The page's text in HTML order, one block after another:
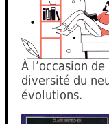
À l’occasion
diversité du
évolutions.